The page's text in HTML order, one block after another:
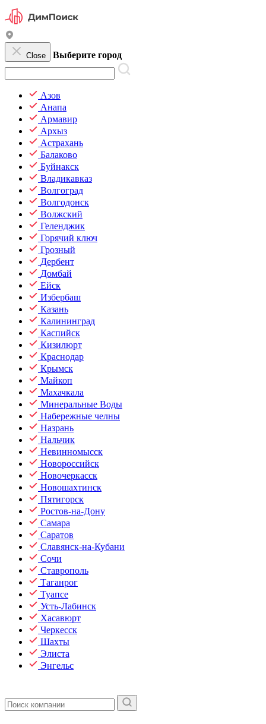
Close Выберите город
Азов
Анапа
Армавир
Архыз
Астрахань
Балаково
Буйнакск
Владикавказ
Волгоград
Волгодонск
Волжский
Геленджик
Горячий ключ
Грозный
Дербент
Домбай
Ейск
Избербаш
Казань
Калининград
Каспийск
Кизилюрт
Краснодар
Крымск
Майкоп
Махачкала
Минеральные Воды
Набережные челны
Назрань
Нальчик
Невинномысск
Новороссийск
Новочеркасск
Новошахтинск
Пятигорск
Ростов-на-Дону
Самара
Саратов
Славянск-на-Кубани
Сочи
Ставрополь
Таганрог
Туапсе
Усть-Лабинск
Хасавюрт
Черкесск
Шахты
Элиста
Энгельс